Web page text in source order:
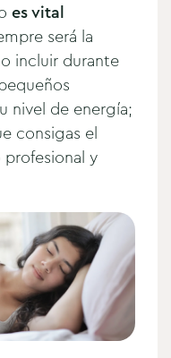
es vital
será la
incluir durante
nivel de energía;
consigas el
y